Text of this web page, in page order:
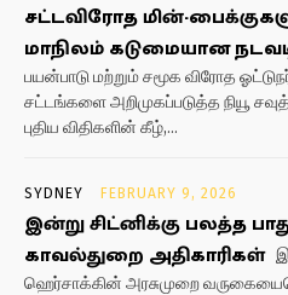
சட்டவிரோத மின்-
மாநிலம் கடுமையான
பயன்பாடு மற்றும் சமூக விரோத
சட்டங்களை அறிமுகப்படுத்த நியூ
புதிய விதிகளின் கீழ்,...
SYDNEY FEBRUARY 9, 2026
இன்று சிட்னிக்கு பலத்த
காவல்துறை அதிகாரிகள்
ஹெர்சாக்கின் அரசுமுறை